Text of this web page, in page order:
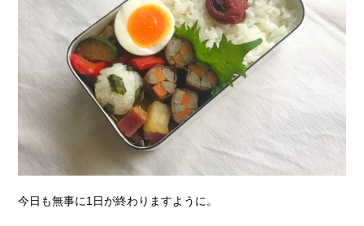
今日も無事に1日が終わりますように。